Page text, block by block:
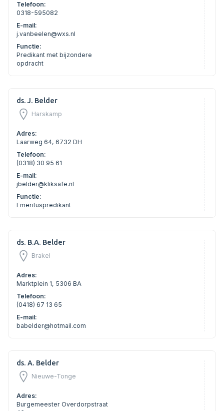
Telefoon:
0318-595082
E-mail:
j.vanbeelen@wxs.nl
Functie:
Predikant met bijzondere
opdracht
ds. J. Belder
Harskamp
Adres:
Laarweg 64, 6732 DH
Telefoon:
(0318) 30 95 61
E-mail:
jbelder@kliksafe.nl
Functie:
Emerituspredikant
ds. B.A. Belder
Brakel
Adres:
Marktplein 1, 5306 BA
Telefoon:
(0418) 67 13 65
E-mail:
babelder@hotmail.com
ds. A. Belder
Nieuwe-Tonge
Adres:
Burgemeester Overdorpstraat